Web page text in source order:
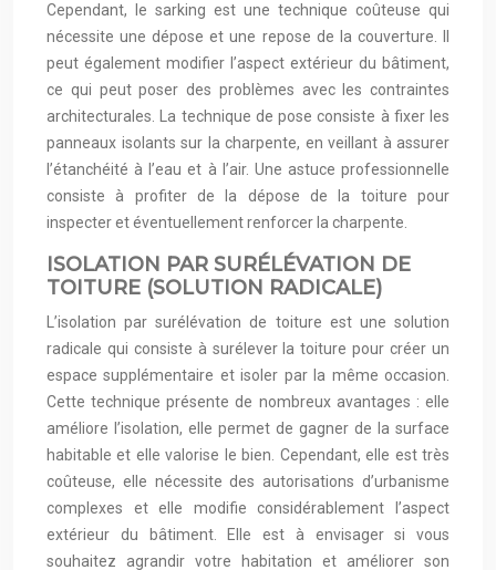
Cependant, le sarking est une technique coûteuse qui
nécessite une dépose et une repose de la couverture. Il
peut également modifier l’aspect extérieur du bâtiment,
ce qui peut poser des problèmes avec les contraintes
architecturales. La technique de pose consiste à fixer les
panneaux isolants sur la charpente, en veillant à assurer
l’étanchéité à l’eau et à l’air. Une astuce professionnelle
consiste à profiter de la dépose de la toiture pour
inspecter et éventuellement renforcer la charpente.
ISOLATION PAR SURÉLÉVATION DE
TOITURE (SOLUTION RADICALE)
L’isolation par surélévation de toiture est une solution
radicale qui consiste à surélever la toiture pour créer un
espace supplémentaire et isoler par la même occasion.
Cette technique présente de nombreux avantages : elle
améliore l’isolation, elle permet de gagner de la surface
habitable et elle valorise le bien. Cependant, elle est très
coûteuse, elle nécessite des autorisations d’urbanisme
complexes et elle modifie considérablement l’aspect
extérieur du bâtiment. Elle est à envisager si vous
souhaitez agrandir votre habitation et améliorer son